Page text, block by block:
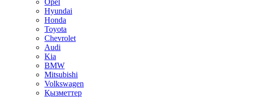
Opel
Hyundai
Honda
Toyota
Chevrolet
Audi
Kia
BMW
Mitsubishi
Volkswagen
Қызметтер